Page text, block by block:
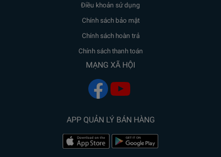
Điều khoản sử dụng
Chính sách bảo mật
Chính sách hoàn trả
Chính sách thanh toán
MẠNG XÃ HỘI
APP QUẢN LÝ BÁN HÀNG